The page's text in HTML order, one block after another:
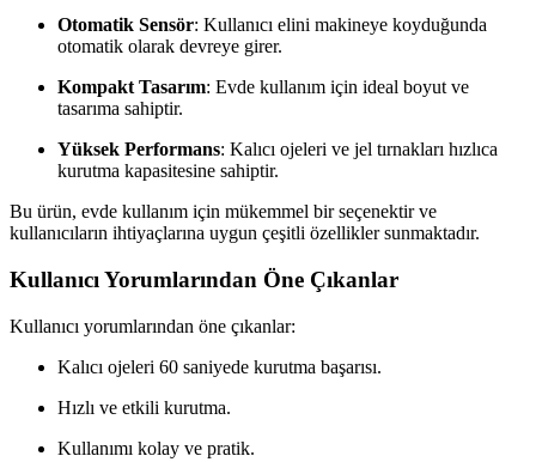
Otomatik Sensör: Kullanıcı elini makineye koyduğunda
otomatik olarak devreye girer.
Kompakt Tasarım: Evde kullanım için ideal boyut ve
tasarıma sahiptir.
Yüksek Performans: Kalıcı ojeleri ve jel tırnakları hızlıca
kurutma kapasitesine sahiptir.
Bu ürün, evde kullanım için mükemmel bir seçenektir ve
kullanıcıların ihtiyaçlarına uygun çeşitli özellikler sunmaktadır.
Kullanıcı Yorumlarından Öne Çıkanlar
Kullanıcı yorumlarından öne çıkanlar:
Kalıcı ojeleri 60 saniyede kurutma başarısı.
Hızlı ve etkili kurutma.
Kullanımı kolay ve pratik.